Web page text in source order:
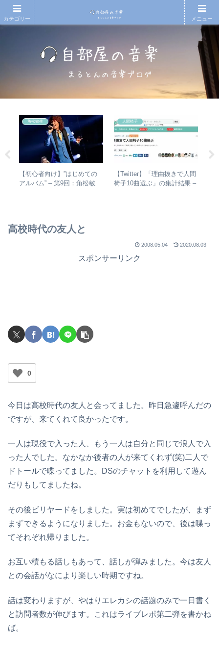
角松敏生
【初心者向け】”はじめての
アルバム” – 第9回：角松敏
人間椅子
【Twitter】「理由抜きで人間
椅子10曲選ぶ」の集計結果 –
高校時代の友人と
2008.05.04 2020.08.03
スポンサーリンク
0
今日は高校時代の友人と会ってました。昨日急遽呼んだの
ですが、来てくれて良かったです。
一人は現役で入った人、もう一人は自分と同じで浪人で入
った人でした。なかなか後者の人が来てくれず(笑)二人で
ドトールで喋ってました。DSのチャットを利用して遊ん
だりもしてましたね。
その後ビリヤードをしました。実は初めてでしたが、まず
まずできるようになりました。お金もないので、後は喋っ
てそれぞれ帰りました。
お互い積もる話しもあって、話しが弾みました。今は友人
との会話がなにより楽しい時期ですね。
話は変わりますが、やはりエレカシの話題のみで一日書く
と訪問者数が伸びます。これはライブレポ第二弾を書かね
ば。
カテゴリー メニュー